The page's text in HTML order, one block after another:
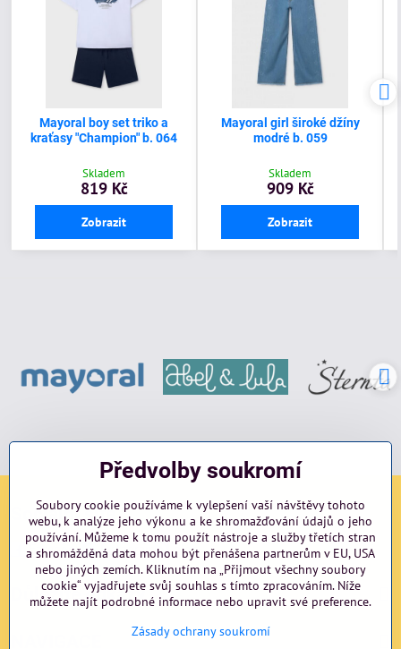
Mayoral boy set triko a
kraťasy "Champion" b. 064
Skladem
819 Kč
Zobrazit
Mayoral girl široké džíny
modré b. 059
Skladem
909 Kč
Zobrazit
Sociální sítě
Facebook Instagram blog
Důležité odkazy
Předvolby soukromí
Soubory cookie používáme k vylepšení vaší návštěvy tohoto
webu, k analýze jeho výkonu a ke shromažďování údajů o jeho
používání. Můžeme k tomu použít nástroje a služby třetích stran
a shromážděná data mohou být přenášena partnerům v EU, USA
nebo jiných zemích. Kliknutím na „Přijmout všechny soubory
cookie“ vyjadřujete svůj souhlas s tímto zpracováním. Níže
můžete najít podrobné informace nebo upravit své preference.
Zásady ochrany soukromí